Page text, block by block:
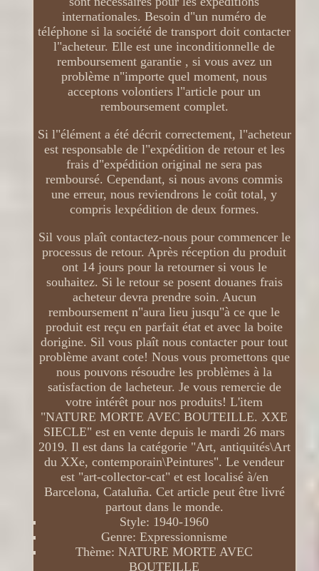
internationales. Besoin d"un numéro de
téléphone si la société de transport doit contacter
l"acheteur. Elle est une inconditionnelle de
remboursement garantie , si vous avez un
problème n"importe quel moment, nous
acceptons volontiers l"article pour un
remboursement complet.
Si l"élément a été décrit correctement, l"acheteur
est responsable de l"expédition de retour et les
frais d"expédition original ne sera pas
remboursé. Cependant, si nous avons commis
une erreur, nous reviendrons le coût total, y
compris lexpédition de deux formes.
Sil vous plaît contactez-nous pour commencer le
processus de retour. Après réception du produit
ont 14 jours pour la retourner si vous le
souhaitez. Si le retour se posent douanes frais
acheteur devra prendre soin. Aucun
remboursement n"aura lieu jusqu"à ce que le
produit est reçu en parfait état et avec la boite
dorigine. Sil vous plaît nous contacter pour tout
problème avant cote! Nous vous promettons que
nous pouvons résoudre les problèmes à la
satisfaction de lacheteur. Je vous remercie de
votre intérêt pour nos produits! L'item
"NATURE MORTE AVEC BOUTEILLE. XXE
SIECLE" est en vente depuis le mardi 26 mars
2019. Il est dans la catégorie "Art, antiquités\Art
du XXe, contemporain\Peintures". Le vendeur
est "art-collector-cat" et est localisé à/en
Barcelona, Cataluña. Cet article peut être livré
partout dans le monde.
Style: 1940-1960
Genre: Expressionnisme
Thème: NATURE MORTE AVEC
BOUTEILLE